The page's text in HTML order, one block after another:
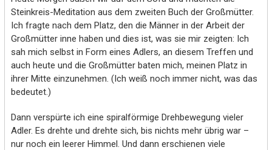
Steinkreis-Meditation aus dem zweiten Buch der Großmütter.
Ich fragte nach dem Platz, den die Männer in der Arbeit der
Großmütter inne haben und dies ist, was sie mir zeigten: Ich
sah mich selbst in Form eines Adlers, an diesem Treffen und
auch heute und die Großmütter baten mich, meinen Platz in
ihrer Mitte einzunehmen. (Ich weiß noch immer nicht, was das
bedeutet.)
Dann verspürte ich eine spiralförmige Drehbewegung vieler
Adler. Es drehte und drehte sich, bis nichts mehr übrig war –
nur noch ein leerer Himmel. Und dann erschienen viele